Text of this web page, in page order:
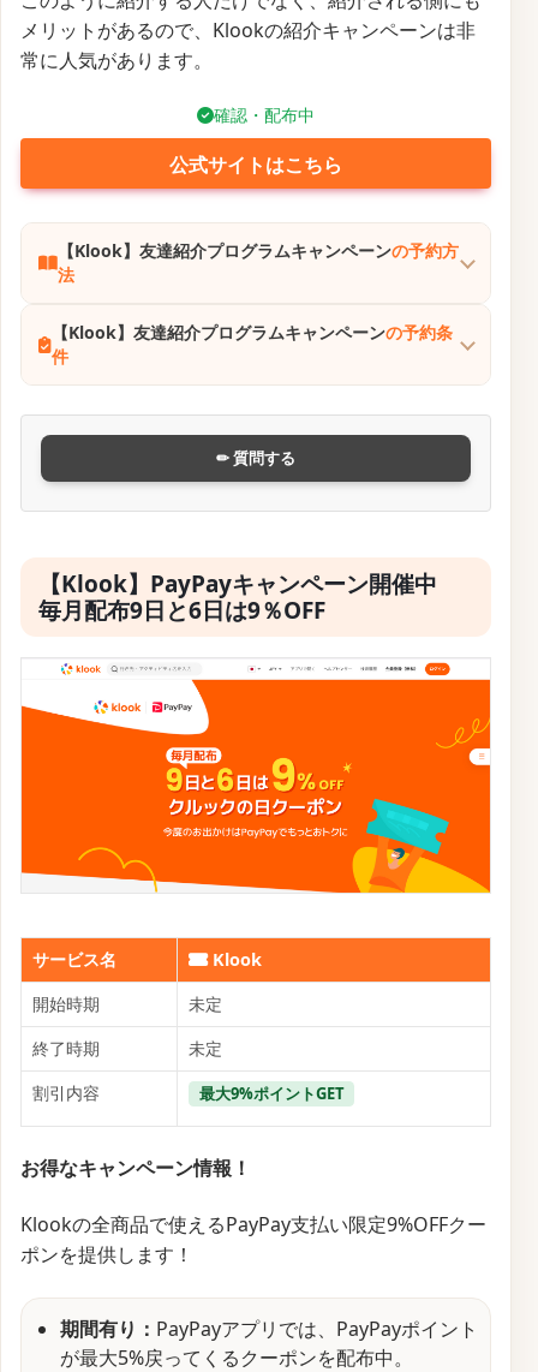
メリットがあるので、Klookの紹介キャンペーンは非
常に人気があります。
確認・配布中
公式サイトはこちら
【Klook】友達紹介プログラムキャンペーンの予約方
法
【Klook】友達紹介プログラムキャンペーンの予約条
件
✏ 質問する
【Klook】PayPayキャンペーン開催中
毎月配布9日と6日は9％OFF
サービス名
Klook
開始時期
未定
終了時期
未定
割引内容
最大9%ポイントGET
お得なキャンペーン情報！
Klookの全商品で使えるPayPay支払い限定9%OFFクー
ポンを提供します！
期間有り： PayPayアプリでは、PayPayポイント
が最大5%戻ってくるクーポンを配布中。